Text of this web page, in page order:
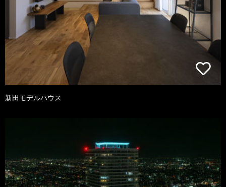
新田モデルハウス